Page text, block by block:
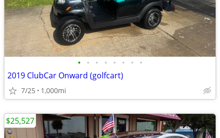
• • • • • • • •
2019 ClubCar Onward (golfcart)
7/25 1,000mi
$25,527